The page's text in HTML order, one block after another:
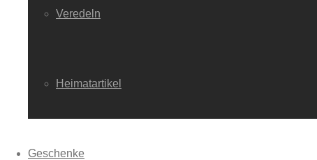
Veredeln
Heimatartikel
Geschenke